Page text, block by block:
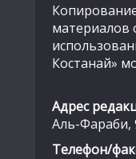
материалов
Костанай»
Адрес
Аль-Фараби,
Телефон/